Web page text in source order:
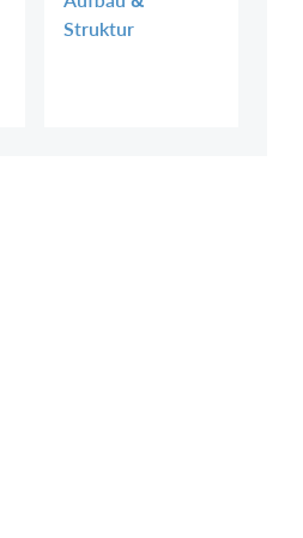
Struktur